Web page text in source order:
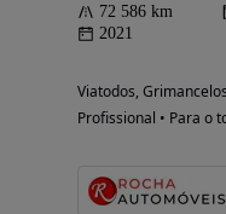
72 586 km
2021
Viatodos,
Profissional • Para o